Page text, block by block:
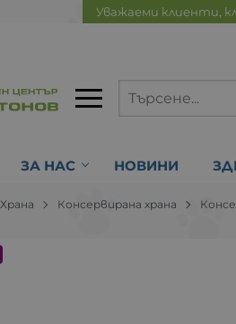
Уважаеми клиенти,
ЗА НАС НОВИНИ
Храна Консервирана храна